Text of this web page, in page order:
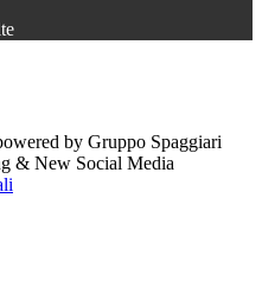
by Gruppo Spaggiari
& New Social Media